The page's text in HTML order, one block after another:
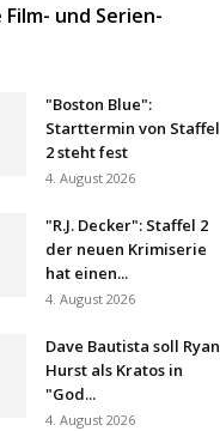
und Serien-
"Boston Blue":
Starttermin von Staffel
2 steht fest
4. August 2026
"R.J. Decker": Staffel 2
der neuen Krimiserie
hat einen...
4. August 2026
Dave Bautista soll Ryan
Hurst als Kratos in
"God...
4. August 2026